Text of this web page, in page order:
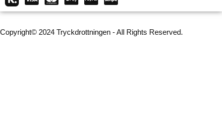
Copyright© 2024 Tryckdrottningen - All Rights Reserved.